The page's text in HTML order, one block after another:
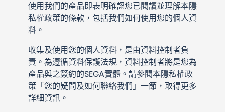
使用我們的產品即表明確認您已閱讀並理解本隱
私權政策的條款，包括我們如何使用您的個人資
料。
收集及使用您的個人資料，是由資料控制者負
責。為遵循資料保護法規，資料控制者將是您為
產品與之簽約的SEGA實體。請參閱本隱私權政
策「您的疑問及如何聯絡我們」一節，取得更多
詳細資訊。